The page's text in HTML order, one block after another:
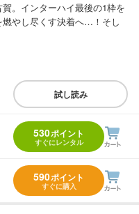
。インターハイ最後の1枠を
やし尽くす決着へ…！そし
試し読み
530ポイント
すぐにレンタル
590ポイント
すぐに購入